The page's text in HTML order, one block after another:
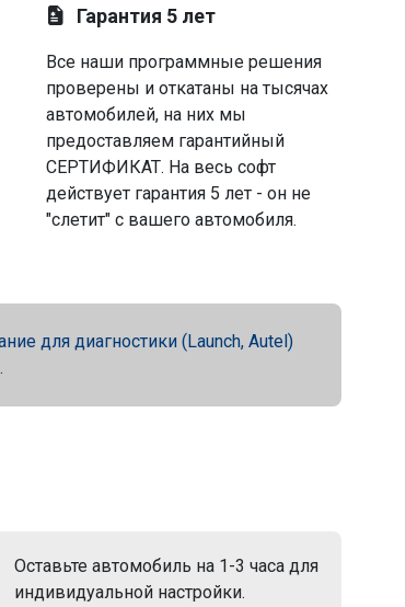
Гарантия 5 лет
Все наши программные решения
проверены и откатаны на тысячах
автомобилей, на них мы
предоставляем гарантийный
СЕРТИФИКАТ. На весь софт
действует гарантия 5 лет - он не
"слетит" с вашего автомобиля.
для диагностики (Launch, Autel)
Оставьте автомобиль на 1-3 часа для
индивидуальной настройки.